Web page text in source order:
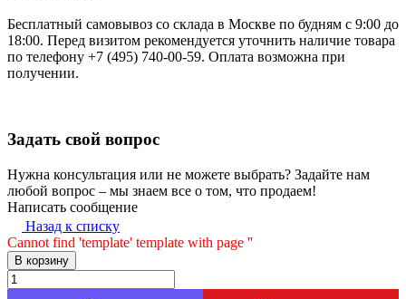
Бесплатный самовывоз со склада в Москве по будням с 9:00 до
18:00. Перед визитом рекомендуется уточнить наличие товара
по телефону +7 (495) 740-00-59. Оплата возможна при
получении.
Задать свой вопрос
Нужна консультация или не можете выбрать? Задайте нам
любой вопрос – мы знаем все о том, что продаем!
Написать сообщение
Назад к списку
Cannot find 'template' template with page ''
В корзину